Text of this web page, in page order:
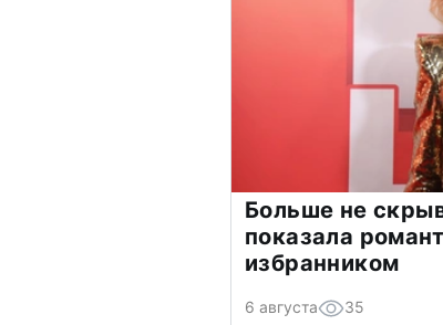
Больше не
показала
избранником
6 августа 35